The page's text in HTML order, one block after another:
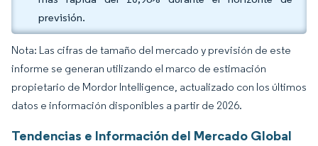
previsión.
Nota: Las cifras de tamaño del mercado y previsión de este
informe se generan utilizando el marco de estimación
propietario de Mordor Intelligence, actualizado con los últimos
datos e información disponibles a partir de 2026.
Tendencias e Información del Mercado Global